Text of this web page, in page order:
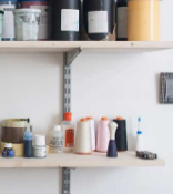
Laisser Un
ne sera pas publiée.